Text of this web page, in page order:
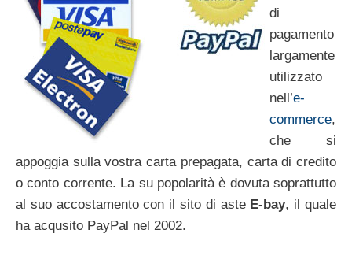
di
pagamento
largamente
utilizzato
nell’e-
commerce,
che si
appoggia sulla vostra carta prepagata, carta di credito
o conto corrente. La su popolarità è dovuta soprattutto
al suo accostamento con il sito di aste E-bay, il quale
ha acqusito PayPal nel 2002.